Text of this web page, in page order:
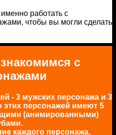
работать с
чтобы вы могли сделать
с
- 3 мужских персонажа и 3
персонажей имеют 5
(анимированными)
каждого персонажа.